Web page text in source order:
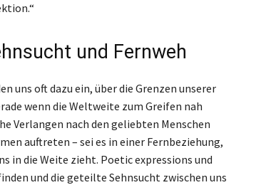
und Fernweh
uns oft dazu ein, über die Grenzen unserer
wenn die Weltweite zum Greifen nah
Verlangen nach den geliebten Menschen
auftreten – sei es in einer Fernbeziehung,
in die Weite zieht. Poetic expressions und
und die geteilte Sehnsucht zwischen uns